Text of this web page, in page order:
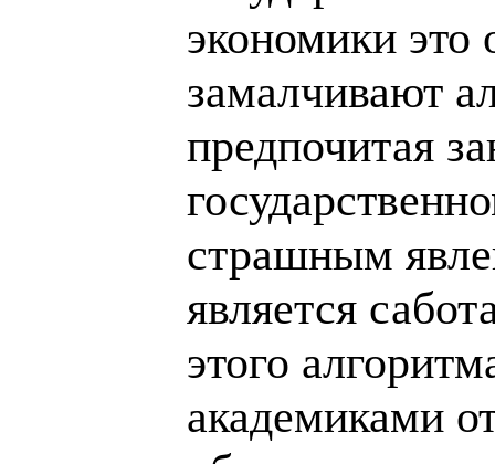
экономики это
замалчивают
предпочитая
страшным
является
этого
академиками